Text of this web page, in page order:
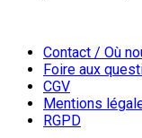
Contact / Où
Foire aux
CGV
Mentions
RGPD